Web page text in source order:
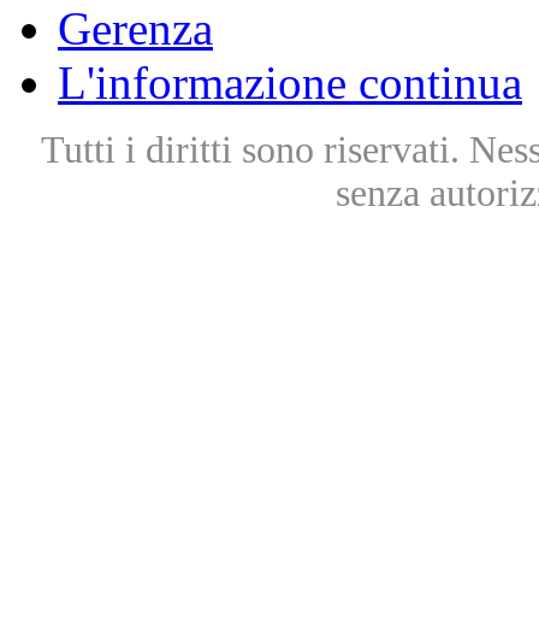
Gerenza
L'informazione continua
Tutti i diritti sono riservati.
senza